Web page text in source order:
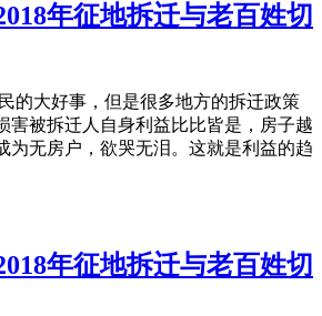
年征地拆迁与老百姓切
的大好事，但是很多地方的拆迁政策
害被拆迁人自身利益比比皆是，房子越
为无房户，欲哭无泪。这就是利益的趋
年征地拆迁与老百姓切